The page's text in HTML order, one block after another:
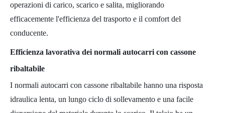
operazioni di carico, scarico e salita, migliorando
efficacemente l'efficienza del trasporto e il comfort del
conducente.
Efficienza lavorativa dei normali autocarri con cassone
ribaltabile
I normali autocarri con cassone ribaltabile hanno una risposta
idraulica lenta, un lungo ciclo di sollevamento e una facile